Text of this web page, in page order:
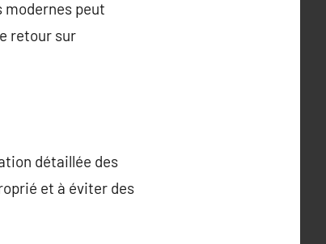
modernes peut
retour sur
détaillée des
et à éviter des